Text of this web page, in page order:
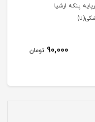
قالپاق پنکه ثانی رنگ
طوسی (فابریک)
45,000